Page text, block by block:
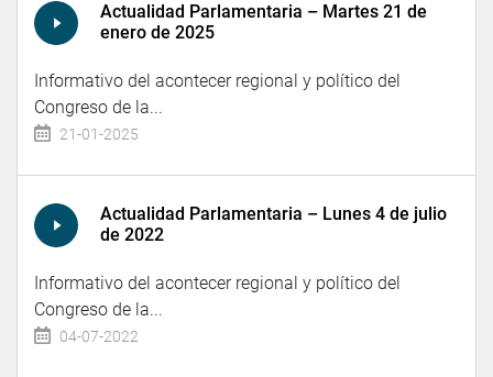
Actualidad Parlamentaria – Martes 21 de
enero de 2025
Informativo del acontecer regional y político del
Congreso de la...
21-01-2025
Actualidad Parlamentaria – Lunes 4 de julio
de 2022
Informativo del acontecer regional y político del
Congreso de la...
04-07-2022